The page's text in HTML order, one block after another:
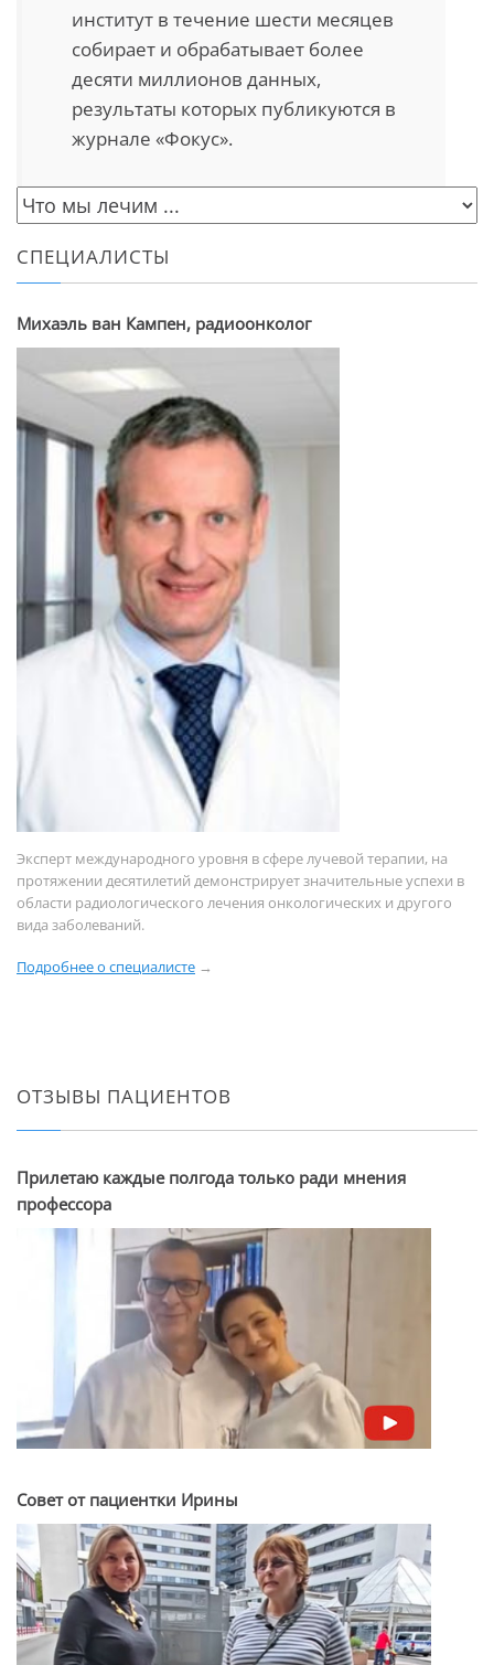
институт в течение шести месяцев
собирает и обрабатывает более
десяти миллионов данных,
результаты которых публикуются в
журнале «Фокус».
СПЕЦИАЛИСТЫ
Михаэль ван Кампен, радиоонколог
Эксперт международного уровня в сфере лучевой терапии, на
протяжении десятилетий демонстрирует значительные успехи в
области радиологического лечения онкологических и другого
вида заболеваний.
Подробнее о специалисте →
ОТЗЫВЫ ПАЦИЕНТОВ
Прилетаю каждые полгода только ради мнения
профессора
Совет от пациентки Ирины